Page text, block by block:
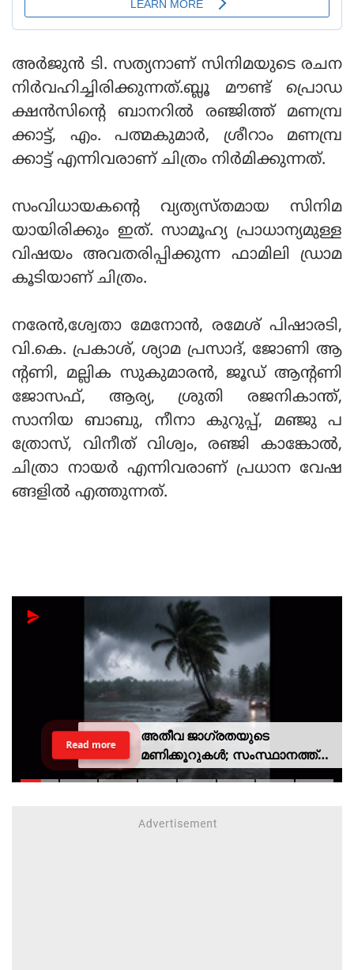
അര്‍ജുന്‍ ടി. സത്യനാണ് സിനിമയുടെ രചന
നിര്‍വഹിച്ചിരിക്കുന്നത്.ബ്ലൂ മൗണ്ട് പ്രൊഡ
ക്ഷന്‍സിന്റെ ബാനറില്‍ രഞ്ജിത്ത് മണമ്പ്ര
ക്കാട്ട്, എം. പത്മകുമാര്‍, ശ്രീറാം മണമ്പ്ര
ക്കാട്ട് എന്നിവരാണ് ചിത്രം നിര്‍മിക്കുന്നത്.
സംവിധായകന്റെ വ്യത്യസ്തമായ സിനിമ
യായിരിക്കും ഇത്. സാമൂഹ്യ പ്രാധാന്യമുള്ള
വിഷയം അവതരിപ്പിക്കുന്ന ഫാമിലി ഡ്രാമ
കൂടിയാണ് ചിത്രം.
നരേന്‍,ശ്വേതാ മേനോന്‍, രമേശ് പിഷാരടി,
വി.കെ. പ്രകാശ്, ശ്യാമ പ്രസാദ്, ജോണി ആ
ന്റണി, മല്ലിക സുകുമാരന്‍, ജൂഡ് ആന്റണി
ജോസഫ്, ആര്യ, ശ്രുതി രജനികാന്ത്,
സാനിയ ബാബു, നീനാ കുറുപ്പ്, മഞ്ജു പ
ത്രോസ്, വിനീത് വിശ്വം, രഞ്ജി കാങ്കോല്‍,
ചിത്രാ നായര്‍ എന്നിവരാണ് പ്രധാന വേഷ
ങ്ങളില്‍ എത്തുന്നത്.
അതീവ ജാഗ്രതയുടെ
മണിക്കൂറുകൾ; സംസ്ഥാനത്ത്
റെഡ് അലർട്ട്, ശക്തമായ
Read more